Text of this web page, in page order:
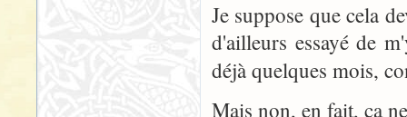
Je suppose que cela
d'ailleurs essayé de
déjà quelques mois,
Mais non, en fait, ça